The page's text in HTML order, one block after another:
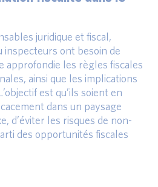
juridique et fiscal,
ont besoin de
approfondie les règles fiscales
ainsi que les implications
est qu’ils soient en
dans un paysage
d’éviter les risques de non-
des opportunités fiscales